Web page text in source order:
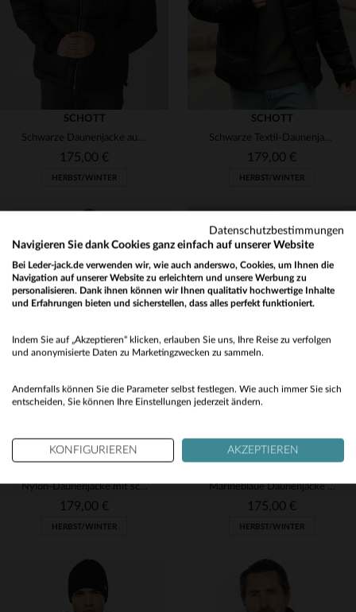
VERFÜGBARE GRÖSSEN
M L XL 2XL
SCHOTT
Schwarze Daunenjacke aus recyceltem Nylon
175,00 €
HERBST/WINTER
VERFÜGBARE GRÖSSEN
S M L XL
SCHOTT
Schwarze Textil-Daunenjacke im Bomber-Stil
179,00 €
HERBST/WINTER
Nylon-Daunenjacke mit schwarzer Kapuze
179,00 €
HERBST/WINTER
Marineblaue Daunenjacke aus recyceltem Nylon
175,00 €
HERBST/WINTER
No
Datenschutzbestimmungen
Navigieren Sie dank Cookies ganz einfach auf unserer Website
Bei Leder-jack.de verwenden wir, wie auch anderswo, Cookies, um Ihnen die
Navigation auf unserer Website zu erleichtern und unsere Werbung zu
personalisieren. Dank ihnen können wir Ihnen qualitativ hochwertige Inhalte
und Erfahrungen bieten und sicherstellen, dass alles perfekt funktioniert.
Indem Sie auf „Akzeptieren“ klicken, erlauben Sie uns, Ihre Reise zu verfolgen
und anonymisierte Daten zu Marketingzwecken zu sammeln.
Andernfalls können Sie die Parameter selbst festlegen. Wie auch immer Sie sich
entscheiden, Sie können Ihre Einstellungen jederzeit ändern.
KONFIGURIEREN AKZEPTIEREN